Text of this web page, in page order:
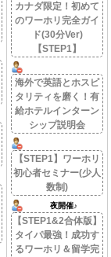
カナダ限定！初めて
のワーホリ完全ガイ
ド(30分Ver)
【STEP1】
海外で英語とホスピ
タリティを磨く！有
給ホテルインターン
シップ説明会
【STEP1】ワーホリ
初心者セミナー(少人
数制)
夜開催♪
【STEP1&2合体版】
タイパ最強！成功す
るワーホリ＆留学完